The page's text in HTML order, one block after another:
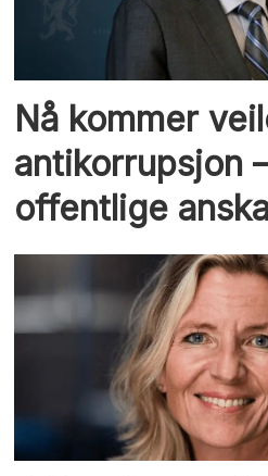
Nå kommer
antikorrupsjon
offentlige